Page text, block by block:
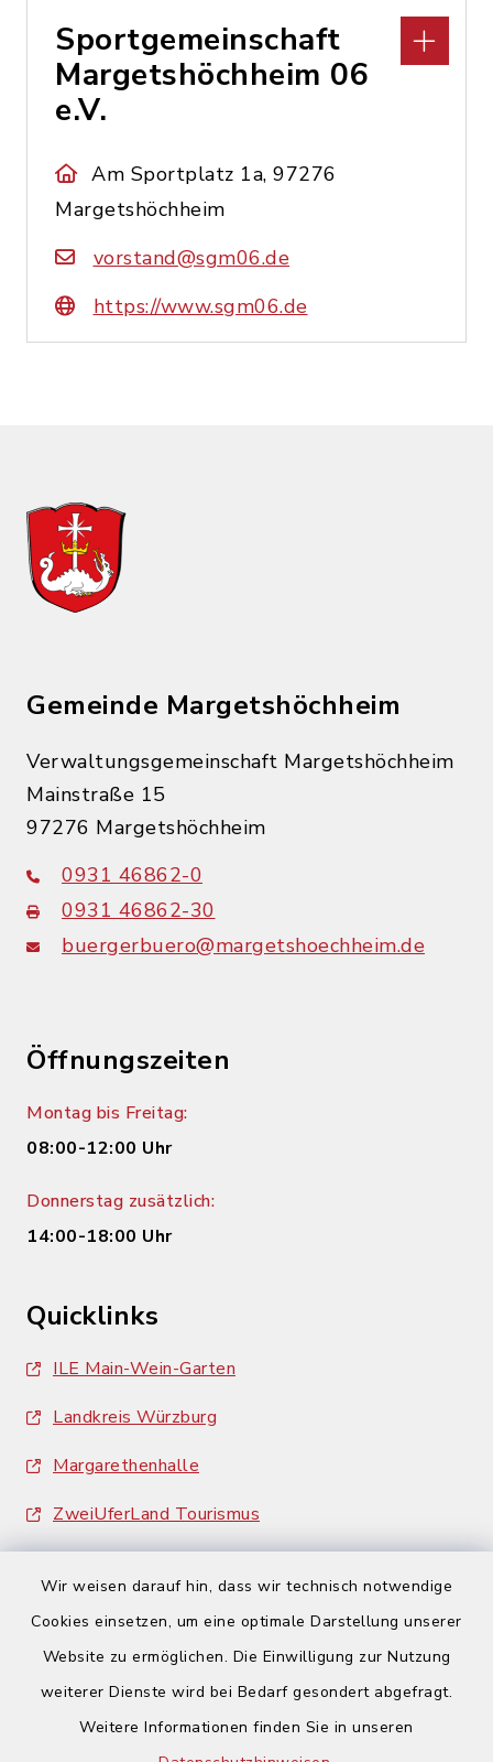
Wir weisen darauf hin, dass wir technisch notwendige
Cookies einsetzen, um eine optimale Darstellung unserer
Website zu ermöglichen. Die Einwilligung zur Nutzung
weiterer Dienste wird bei Bedarf gesondert abgefragt.
Weitere Informationen finden Sie in unseren
Sportgemeinschaft
Margetshöchheim 06
e.V.
Am Sportplatz 1a, 97276
Margetshöchheim
vorstand@sgm06.de
https://www.sgm06.de
Gemeinde Margetshöchheim
Verwaltungsgemeinschaft Margetshöchheim
Mainstraße 15
97276 Margetshöchheim
0931 46862-0
0931 46862-30
buergerbuero@margetshoechheim.de
Öffnungszeiten
Montag bis Freitag:
08:00-12:00 Uhr
Donnerstag zusätzlich:
14:00-18:00 Uhr
Quicklinks
ILE Main-Wein-Garten
Landkreis Würzburg
Margarethenhalle
ZweiUferLand Tourismus
Barrierefreiheit